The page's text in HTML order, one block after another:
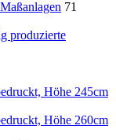
71
produzierte
Höhe 245cm
Höhe 260cm